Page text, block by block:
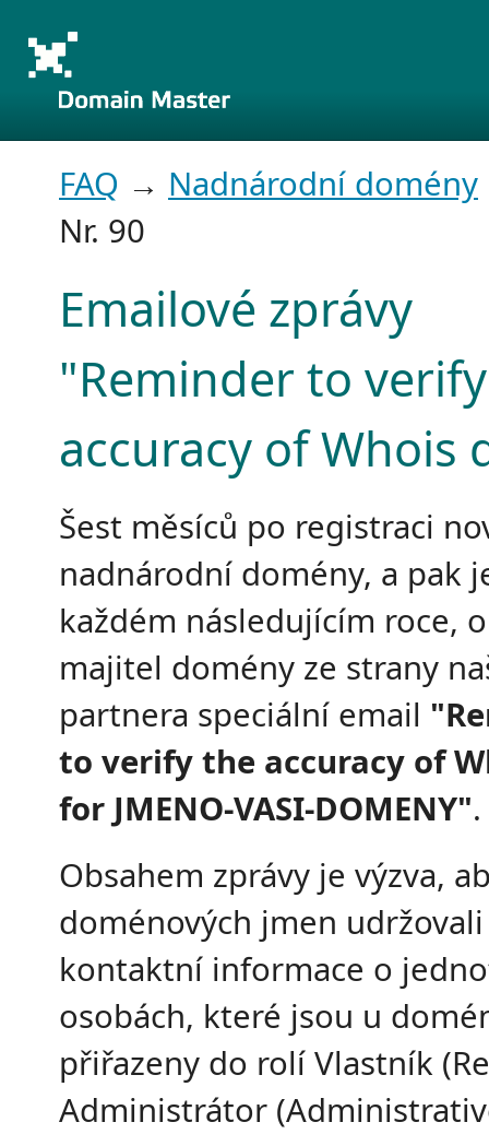
FAQ → Nadnárodní domény
Nr. 90
Emailové zprávy
"Reminder to
accuracy of Whois
Šest měsíců po registraci
nadnárodní domény, a pak
každém následujícím roce,
majitel domény ze strany
partnera speciální email
to verify the accuracy of
for JMENO-VASI-DOMENY".
Obsahem zprávy je výzva,
doménových jmen
kontaktní informace o
osobách, které jsou u
přiřazeny do rolí Vlastník
Administrátor